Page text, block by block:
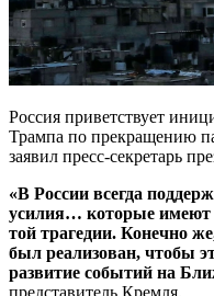
Россия приветствует
Трампа по прекращению
заявил пресс-секретарь
«В России всегда
усилия… которые имеют
той трагедии. Конечно
был реализован, чтобы
развитие событий на
представитель Кремля.